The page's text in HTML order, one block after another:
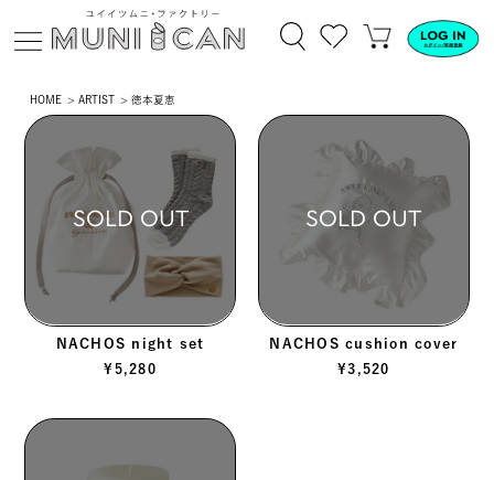
HOME ARTIST 徳本夏恵
NACHOS night set
¥5,280
SOLD OUT
NACHOS cushion cover
¥3,520
SOLD OUT